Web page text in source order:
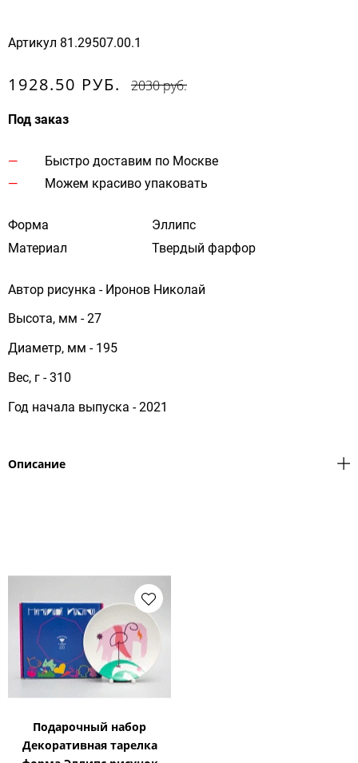
Артикул 81.29507.00.1
1928.50 РУБ. 2030 руб.
Под заказ
Быстро доставим по Москве
Можем красиво упаковать
Форма
Эллипс
Материал
Твердый фарфор
Автор рисунка - Иронов Николай
Высота, мм - 27
Диаметр, мм - 195
Вес, г - 310
Год начала выпуска - 2021
Описание
Подарочный набор
Декоративная тарелка